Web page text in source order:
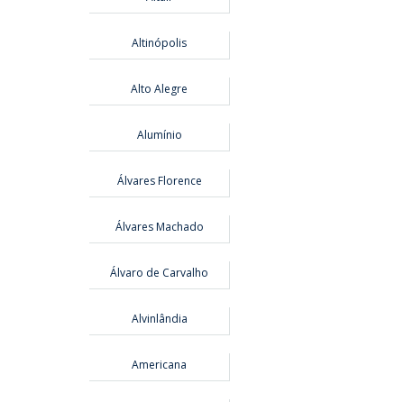
Altinópolis
Alto Alegre
Alumínio
Álvares Florence
Álvares Machado
Álvaro de Carvalho
Alvinlândia
Americana